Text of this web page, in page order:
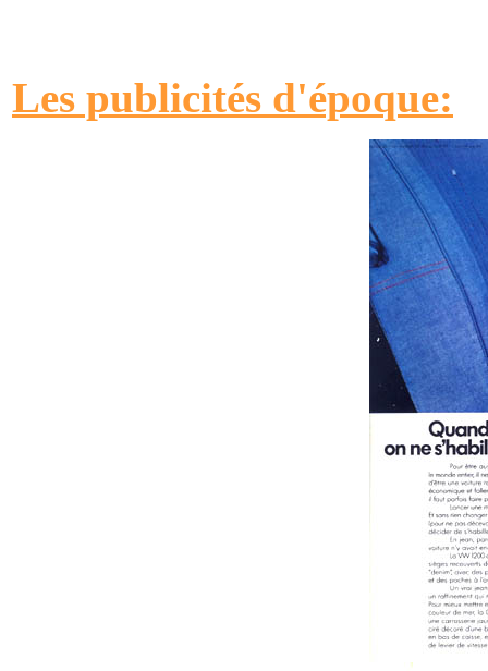
Les publicités d'époque: